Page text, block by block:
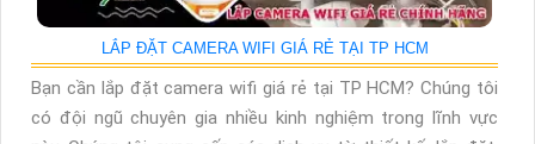
LẮP ĐẶT CAMERA WIFI GIÁ RẺ TẠI TP HCM
Bạn cần lắp đặt camera wifi giá rẻ tại TP HCM? Chúng tôi
có đội ngũ chuyên gia nhiều kinh nghiệm trong lĩnh vực